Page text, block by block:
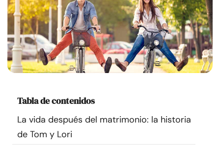
Cursos
Recursos
Idioma
Tabla de contenidos
La vida después del matrimonio: la historia
de Tom y Lori